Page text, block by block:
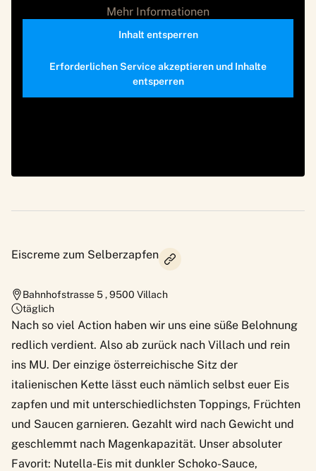
Mehr Informationen
Inhalt entsperren
Erforderlichen Service akzeptieren und Inhalte
entsperren
Eiscreme zum Selberzapfen
Bahnhofstrasse 5,9500 Villach
täglich
Nach so viel Action haben wir uns eine süße Belohnung
redlich verdient. Also ab zurück nach Villach und rein
ins MU. Der einzige österreichische Sitz der
italienischen Kette lässt euch nämlich selbst euer Eis
zapfen und mit unterschiedlichsten Toppings, Früchten
und Saucen garnieren. Gezahlt wird nach Gewicht und
geschlemmt nach Magenkapazität. Unser absoluter
Favorit: Nutella-Eis mit dunkler Schoko-Sauce,